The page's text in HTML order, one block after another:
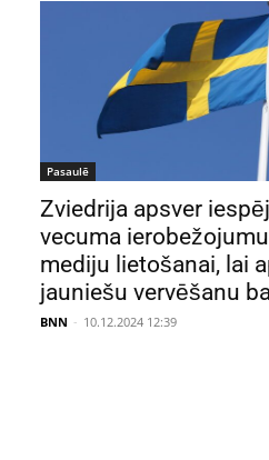
Pasaulē
Zviedrija apsver
vecuma
mediju lietošanai, lai
jauniešu vervēšanu
BNN - 10.12.2024 12:39